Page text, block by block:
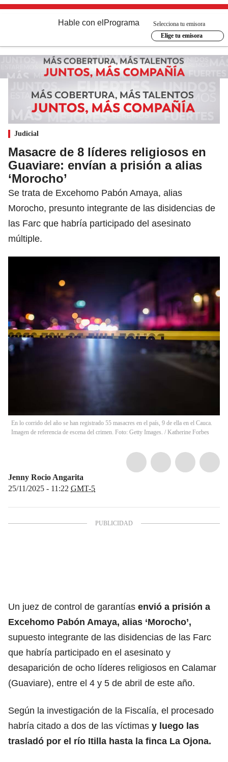
Hable con el Programa
Selecciona tu emisora
Elige tu emisora
Judicial
Masacre de 8 líderes religiosos en
Guaviare: envían a prisión a alias
‘Morocho’
Se trata de Excehomo Pabón Amaya, alias
Morocho, presunto integrante de las disidencias de
las Farc que habría participado del asesinato
múltiple.
En lo corrido del año se han registrado 55 masacres en el país, 9 de ella en el Cauca.
Imagen de referencia de escena del crimen. Foto: Getty Images. / Katherine Forbes
Jenny Rocio Angarita
25/11/2025 - 11:22 GMT-5
Un juez de control de garantías envió a prisión a
Excehomo Pabón Amaya, alias ‘Morocho’,
supuesto integrante de las disidencias de las Farc
que habría participado en el asesinato y
desaparición de ocho líderes religiosos en Calamar
(Guaviare), entre el 4 y 5 de abril de este año.
Según la investigación de la Fiscalía, el procesado
habría citado a dos de las víctimas y luego las
trasladó por el río Itilla hasta la finca La Ojona.